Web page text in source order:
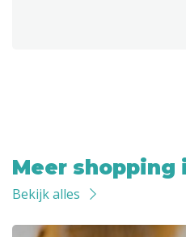
Meer shopping
Bekijk alles